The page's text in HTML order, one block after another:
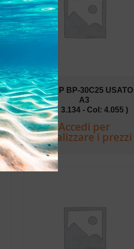
SHARP BP-30C25 USATO
A3
(B/N: 3.134 - Col: 4.055 )
Accedi per
visualizzare i prezzi